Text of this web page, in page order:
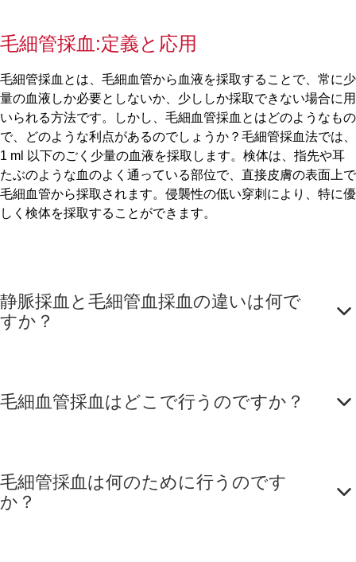
毛細管採血:定義と応用
毛細管採血とは、毛細血管から血液を採取することで、常に少
量の血液しか必要としないか、少ししか採取できない場合に用
いられる方法です。しかし、毛細血管採血とはどのようなもの
で、どのような利点があるのでしょうか？毛細管採血法では、
1 ml 以下のごく少量の血液を採取します。検体は、指先や耳
たぶのような血のよく通っている部位で、直接皮膚の表面上で
毛細血管から採取されます。侵襲性の低い穿刺により、特に優
しく検体を採取することができます。
静脈採血と毛細管血採血の違いは何で
すか？
毛細血管採血はどこで行うのですか？
毛細管採血は何のために行うのです
か？